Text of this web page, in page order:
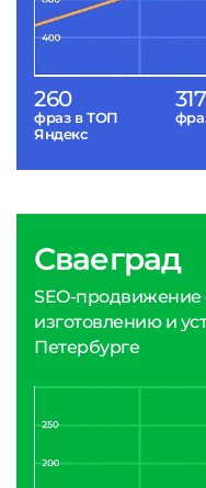
260
фраз в ТОП
Яндекс
317
Сваеград
SEO-продвижение
изготовлению и
Петербурге